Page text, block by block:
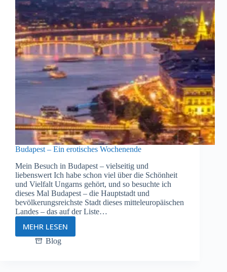
Budapest – Ein erotisches Wochenende
Mein Besuch in Budapest – vielseitig und
liebenswert Ich habe schon viel über die Schönheit
und Vielfalt Ungarns gehört, und so besuchte ich
dieses Mal Budapest – die Hauptstadt und
bevölkerungsreichste Stadt dieses mitteleuropäischen
Landes – das auf der Liste…
MEHR LESEN
Budapest
–
Blog